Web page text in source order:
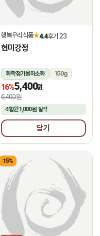
행복우리식품★4.4후기 23
현미강정
화학첨가물최소화
150g
상온
16%5,400원
6,400원
조합원1,000원절약
담기
15%